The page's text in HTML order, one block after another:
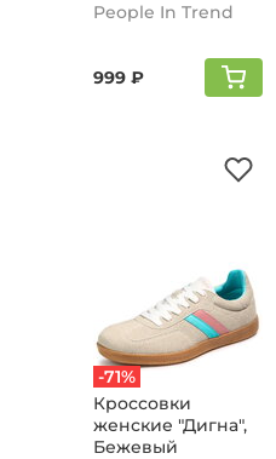
People In Trend
999 ₽
-71%
Кроссовки
женские "Дигна",
Бежевый